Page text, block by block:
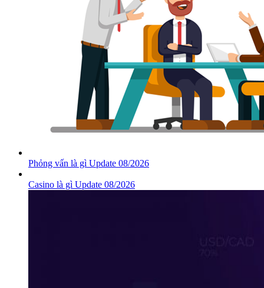
Phỏng vấn là gì Update 08/2026
Casino là gì Update 08/2026